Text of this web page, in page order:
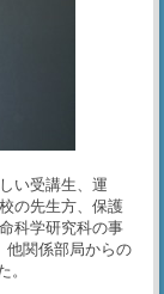
い受講生、運
の先生方、保護
科学研究科の事
他関係部局からの
。